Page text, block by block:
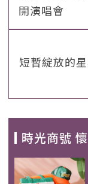
開演唱會
短暫綻放的
時光商號